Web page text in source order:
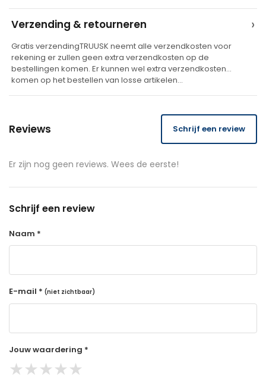
e
Verzending & retourneren ›
Gratis verzendingTRUUSK neemt alle verzendkosten voor
rekening er zullen geen extra verzendkosten op de
bestellingen komen. Er kunnen wel extra verzendkosten
komen op het bestellen van losse artikelen…
Reviews Schrijf een review
Er zijn nog geen reviews. Wees de eerste!
Schrijf een review
Naam *
E-mail * (niet zichtbaar)
Jouw waardering *
★★★★★